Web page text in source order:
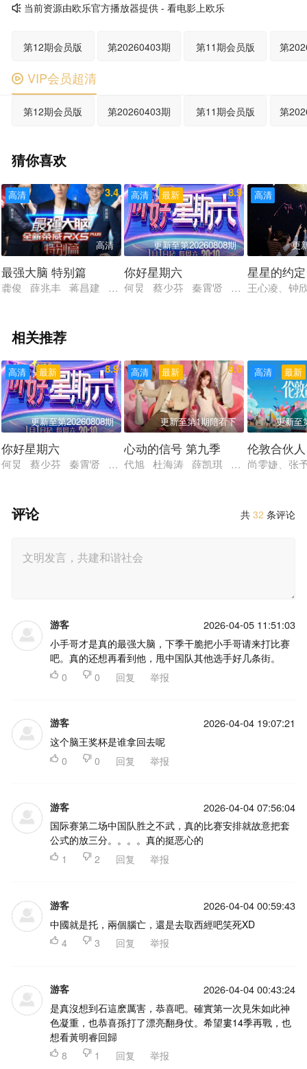
团队协作，突出“打出身价，实力说话”的竞技特色。
当前资源由欧乐官方播放器提供 - 看电影上欧乐
第12期会员版 第20260403期 第11期会员版 第
 VIP会员超清
第12期会员版 第20260403期 第11期会员版 第
猜你喜欢
高清 3.4
高清
最强大脑 特别篇
龚俊 薛兆丰 蒋昌建 姜振宇 易小星
最新
高清 8.9
更新至第20260808期
你好星期六
何炅 蔡少芬 秦霄贤 王鹤棣 布瑞吉
高清
更
星星的约定
王心凌、钟
相关推荐
最新
高清 8.9
更新至第20260808期
你好星期六
何炅 蔡少芬 秦霄贤 王鹤棣 布瑞吉
最新
高清 9.0
更新至第1期陪看下
心动的信号 第九季
代旭 杜海涛 薛凯琪 杨超越 张纯烨
最新
高清
更新至
伦敦合伙人
尚雯婕、张
共32 条评论
评论
游客 2026-04-05 11:51:03
小手哥才是真的最强大脑，下季干脆把小手哥请来打比赛
吧。真的还想再看到他，甩中国队其他选手好几条街。
 0  0 回复 举报
游客 2026-04-04 19:07:21
这个脑王奖杯是谁拿回去呢
 0  0 回复 举报
游客 2026-04-04 07:56:04
国际赛第二场中国队胜之不武，真的比赛安排就故意把套
公式的放三分。。。。真的挺恶心的
 1  2 回复 举报
游客 2026-04-04 00:59:43
中國就是托，兩個腦亡，還是去取西經吧笑死XD
 4  3 回复 举报
游客 2026-04-04 00:43:24
是真沒想到石這麽厲害，恭喜吧。確實第一次見朱如此神
色凝重，也恭喜孫打了漂亮翻身仗。希望婁14季再戰，也
想看黃明睿回歸
 8  1 回复 举报